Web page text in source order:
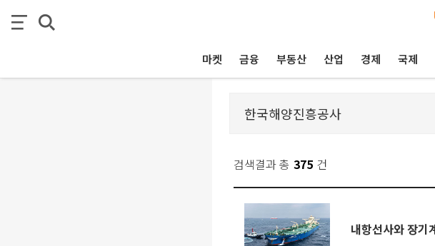
마켓 금융 부동산 산업 경제 국제
검색결과 총 375 건
내항선사와 장기